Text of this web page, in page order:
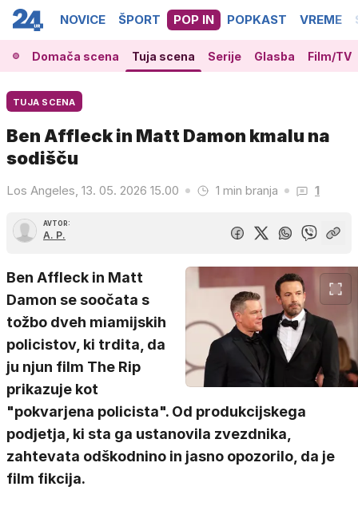
NOVICE ŠPORT POP IN POPKAST VREME
Domača scena Tuja scena Serije Glasba Film/TV
TUJA SCENA
Ben Affleck in Matt Damon kmalu na
sodišču
Los Angeles, 13. 05. 2026 15.00 1 min branja 1
AVTOR:
A. P.
Ben Affleck in Matt
Damon se soočata s
tožbo dveh miamijskih
policistov, ki trdita, da
ju njun film The Rip
prikazuje kot
"pokvarjena policista". Od produkcijskega
podjetja, ki sta ga ustanovila zvezdnika,
zahtevata odškodnino in jasno opozorilo, da je
film fikcija.